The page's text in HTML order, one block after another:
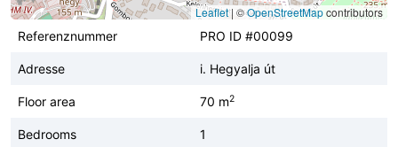
Leaflet | ©OpenStreetMapcontributors
Referenznummer
PRO ID #00099
Adresse i. Hegyalja út
Floor area 70 m2
Bedrooms 1